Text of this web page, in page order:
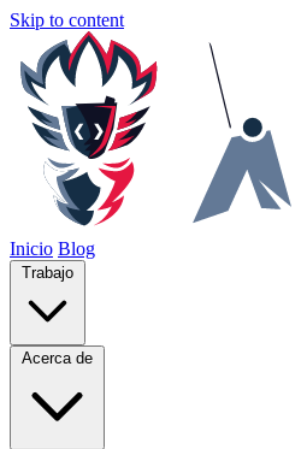
Skip to content
Inicio Blog